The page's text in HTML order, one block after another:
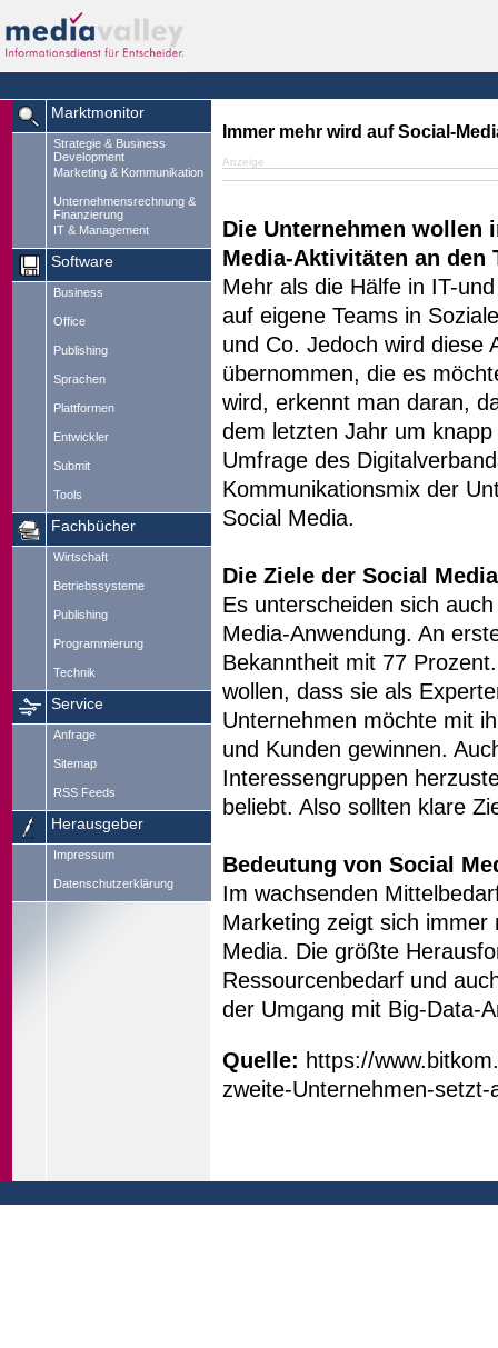
Marktmonitor
Strategie & Business
Development
Marketing & Kommunikation
Unternehmensrechnung &
Finanzierung
IT & Management
Software
Business
Office
Publishing
Sprachen
Plattformen
Entwickler
Submit
Tools
Fachbücher
Wirtschaft
Betriebssysteme
Publishing
Programmierung
Technik
Service
Anfrage
Sitemap
RSS Feeds
Herausgeber
Impressum
Datenschutzerklärung
Immer mehr wird auf Social-
Anzeige
Die Unternehmen wollen
Media-Aktivitäten an den
Mehr als die Hälfe in IT-
auf eigene Teams in
und Co. Jedoch wird diese
übernommen, die es
wird, erkennt man daran,
dem letzten Jahr um
Umfrage des
Kommunikationsmix der
Social Media.
Die Ziele der Social
Es unterscheiden sich
Media-Anwendung. An
Bekanntheit mit 77
wollen, dass sie als
Unternehmen möchte mit
und Kunden gewinnen.
Interessengruppen
beliebt. Also sollten klare
Bedeutung von Social
Im wachsenden
Marketing zeigt sich
Media. Die größte
Ressourcenbedarf und
der Umgang mit Big-Data-
Quelle: https://
zweite-Unternehmen-